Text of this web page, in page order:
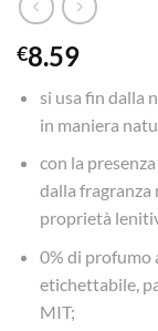
€8.59
si usa fin dalla
in maniera
con la
dalla fragranza
proprietà
0% di profumo
etichettabile,
MIT;